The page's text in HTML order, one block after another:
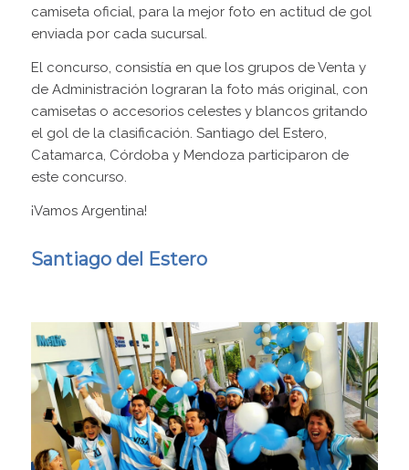
camiseta oficial, para la mejor foto en actitud de gol
enviada por cada sucursal.
El concurso, consistía en que los grupos de Venta y
de Administración lograran la foto más original, con
camisetas o accesorios celestes y blancos gritando
el gol de la clasificación. Santiago del Estero,
Catamarca, Córdoba y Mendoza participaron de
este concurso.
¡Vamos Argentina!
Santiago del Estero